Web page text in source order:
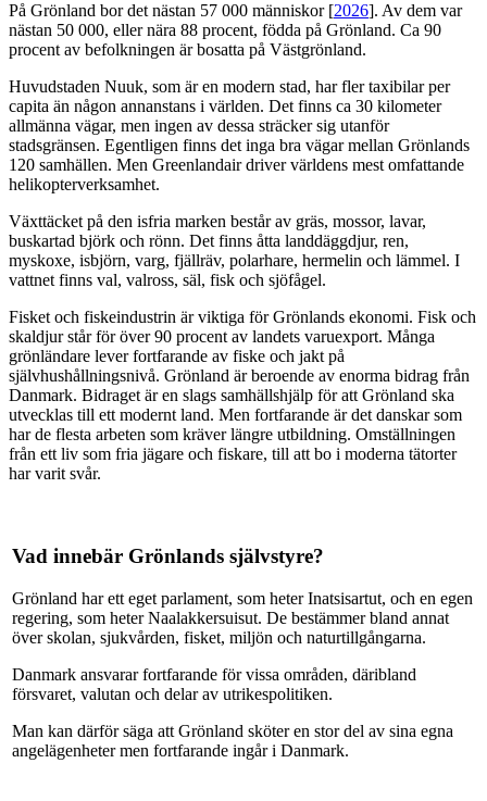
På Grönland bor det nästan 57 000 människor [2026]. Av dem var
nästan 50 000, eller nära 88 procent, födda på Grönland. Ca 90
procent av befolkningen är bosatta på Västgrönland.
Huvudstaden Nuuk, som är en modern stad, har fler taxibilar per
capita än någon annanstans i världen. Det finns ca 30 kilometer
allmänna vägar, men ingen av dessa sträcker sig utanför
stadsgränsen. Egentligen finns det inga bra vägar mellan Grönlands
120 samhällen. Men Greenlandair driver världens mest omfattande
helikopterverksamhet.
Växttäcket på den isfria marken består av gräs, mossor, lavar,
buskartad björk och rönn. Det finns åtta landdäggdjur, ren,
myskoxe, isbjörn, varg, fjällräv, polarhare, hermelin och lämmel. I
vattnet finns val, valross, säl, fisk och sjöfågel.
Fisket och fiskeindustrin är viktiga för Grönlands ekonomi. Fisk och
skaldjur står för över 90 procent av landets varuexport. Många
grönländare lever fortfarande av fiske och jakt på
självhushållningsnivå. Grönland är beroende av enorma bidrag från
Danmark. Bidraget är en slags samhällshjälp för att Grönland ska
utvecklas till ett modernt land. Men fortfarande är det danskar som
har de flesta arbeten som kräver längre utbildning. Omställningen
från ett liv som fria jägare och fiskare, till att bo i moderna tätorter
har varit svår.
Vad innebär Grönlands självstyre?
Grönland har ett eget parlament, som heter Inatsisartut, och en egen
regering, som heter Naalakkersuisut. De bestämmer bland annat
över skolan, sjukvården, fisket, miljön och naturtillgångarna.
Danmark ansvarar fortfarande för vissa områden, däribland
försvaret, valutan och delar av utrikespolitiken.
Man kan därför säga att Grönland sköter en stor del av sina egna
angelägenheter men fortfarande ingår i Danmark.